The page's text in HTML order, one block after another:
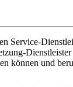
Service-
können und